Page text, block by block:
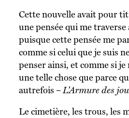
Cette nouvelle avait pour titre – puisque c’est
une pensée qui me traverse
puisque cette pensée me
comme si celui que je suis
penser ainsi, et comme si je
une telle chose que parce
autrefois – L’Armure des
Le cimetière, les trous, les morts – creuser au